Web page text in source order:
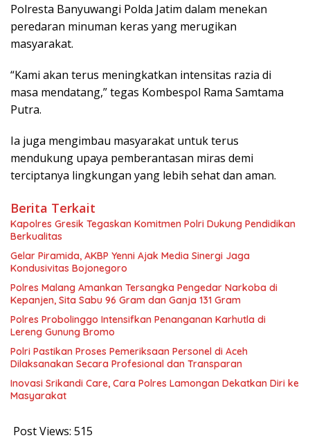
Polresta Banyuwangi Polda Jatim dalam menekan
peredaran minuman keras yang merugikan
masyarakat.
“Kami akan terus meningkatkan intensitas razia di
masa mendatang,” tegas Kombespol Rama Samtama
Putra.
Ia juga mengimbau masyarakat untuk terus
mendukung upaya pemberantasan miras demi
terciptanya lingkungan yang lebih sehat dan aman.
Berita Terkait
Kapolres Gresik Tegaskan Komitmen Polri Dukung Pendidikan
Berkualitas
Gelar Piramida, AKBP Yenni Ajak Media Sinergi Jaga
Kondusivitas Bojonegoro
Polres Malang Amankan Tersangka Pengedar Narkoba di
Kepanjen, Sita Sabu 96 Gram dan Ganja 131 Gram
Polres Probolinggo Intensifkan Penanganan Karhutla di
Lereng Gunung Bromo
Polri Pastikan Proses Pemeriksaan Personel di Aceh
Dilaksanakan Secara Profesional dan Transparan
Inovasi Srikandi Care, Cara Polres Lamongan Dekatkan Diri ke
Masyarakat
Post Views: 515